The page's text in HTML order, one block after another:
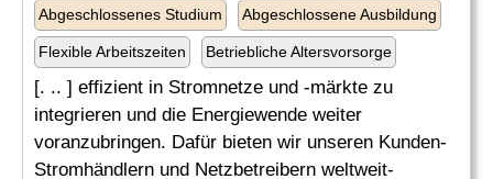
Abgeschlossenes Studium Abgeschlossene Ausbildung
Flexible Arbeitszeiten Betriebliche Altersvorsorge
[. .. ] effizient in Stromnetze und -märkte zu
integrieren und die Energiewende weiter
voranzubringen. Dafür bieten wir unseren Kunden-
Stromhändlern und Netzbetreibern weltweit-